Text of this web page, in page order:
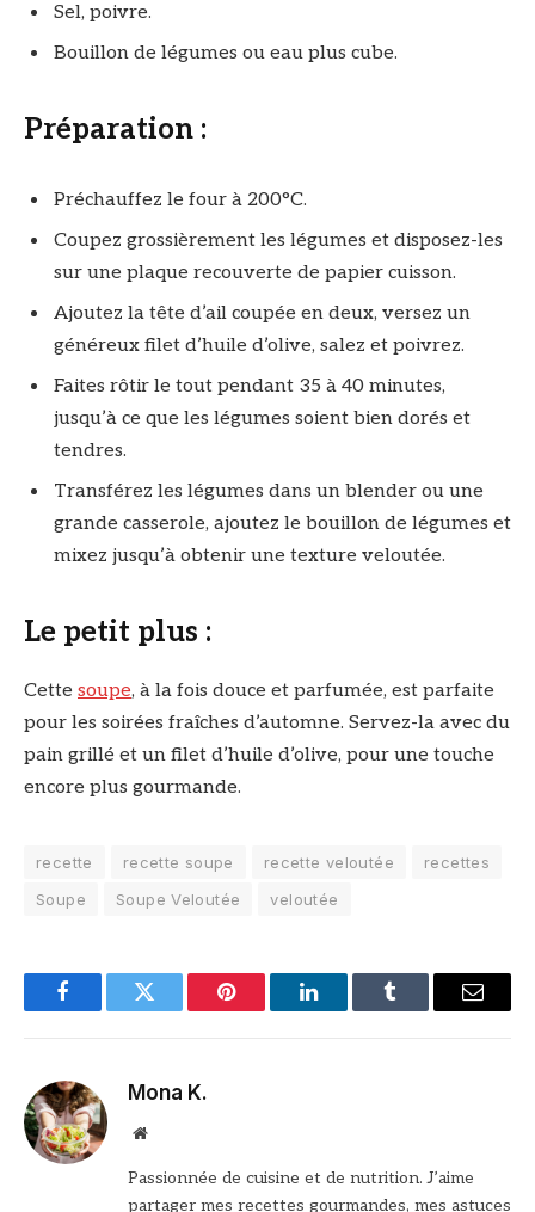
Sel, poivre.
Bouillon de légumes ou eau plus cube.
Préparation :
Préchauffez le four à 200°C.
Coupez grossièrement les légumes et disposez-les
sur une plaque recouverte de papier cuisson.
Ajoutez la tête d’ail coupée en deux, versez un
généreux filet d’huile d’olive, salez et poivrez.
Faites rôtir le tout pendant 35 à 40 minutes,
jusqu’à ce que les légumes soient bien dorés et
tendres.
Transférez les légumes dans un blender ou une
grande casserole, ajoutez le bouillon de légumes et
mixez jusqu’à obtenir une texture veloutée.
Le petit plus :
Cette soupe, à la fois douce et parfumée, est parfaite
pour les soirées fraîches d’automne. Servez-la avec du
pain grillé et un filet d’huile d’olive, pour une touche
encore plus gourmande.
recette recette soupe recette veloutée
recettes
Soupe
Soupe Veloutée veloutée
FacebookTwitter Pinterest LinkedInTumblr Email
Mona K.
Site
Passionnée de cuisine et de nutrition. J’aime
partager mes recettes gourmandes, mes astuces